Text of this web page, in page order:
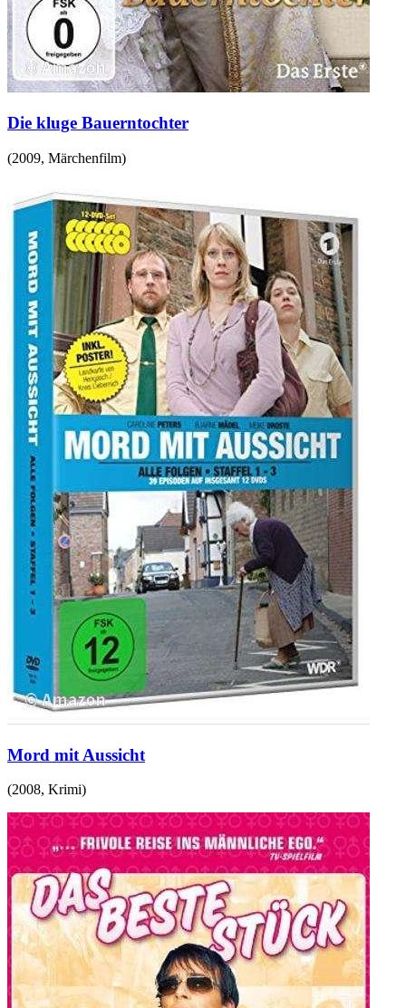
Die kluge Bauerntochter
(2009, Märchenfilm)
Mord mit Aussicht
(2008, Krimi)